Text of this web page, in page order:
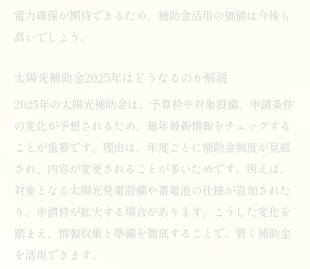
電力確保が期待できるため、補助金活用の価値は今後も
高いでしょう。
太陽光補助金2025年はどうなるのか解説
2025年の太陽光補助金は、予算枠や対象設備、申請条件
の変化が予想されるため、毎年最新情報をチェックする
ことが重要です。理由は、年度ごとに補助金制度が見直
され、内容が変更されることが多いためです。例えば、
対象となる太陽光発電設備や蓄電池の仕様が追加された
り、申請枠が拡大する場合があります。こうした変化を
踏まえ、情報収集と準備を徹底することで、賢く補助金
を活用できます。